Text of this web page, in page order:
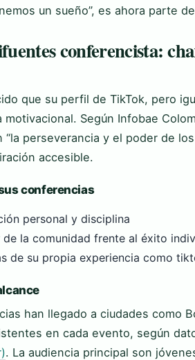
un sueño”, es ahora parte
conferencista:
que su perfil de TikTok, pero
Según Infobae
“la perseverancia y el poder de
accesible.
conferencias
personal y disciplina
de la comunidad frente al éxito
de su propia experiencia como
han llegado a ciudades como
en cada evento, según
. La audiencia principal son